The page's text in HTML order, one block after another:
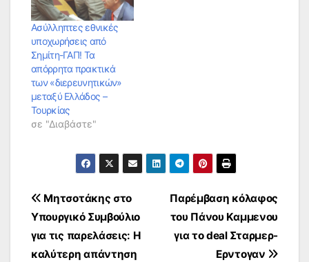
Ασύλληπτες εθνικές
υποχωρήσεις από
Σημίτη-ΓΑΠ! Τα
απόρρητα πρακτικά
των «διερευνητικών»
μεταξύ Ελλάδος –
Τουρκίας
σε "Διαβάστε"
Πλοήγηση
άρθρων
Παρέμβαση κόλαφος
του Πάνου Καμμενου
για το deal Σταρμερ-
Ερντογαν
Μητσοτάκης στο
Υπουργικό Συμβούλιο
για τις παρελάσεις: Η
καλύτερη απάντηση